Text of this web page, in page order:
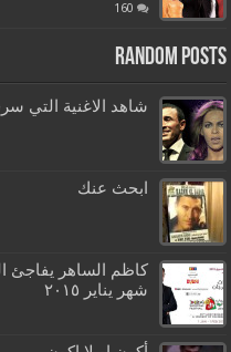
160
Random Posts
شاهد الاغنية التي
ابحث عنك
كاظم الساهر يفاجئ
شهر يناير ٢٠١٥